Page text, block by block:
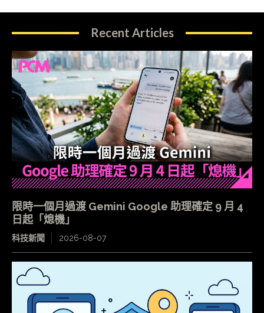
Recent Articles
限時一個月過渡 Gemini Google 助理確定 9 月 4
日起「熄機」
科技新聞 2026-08-07